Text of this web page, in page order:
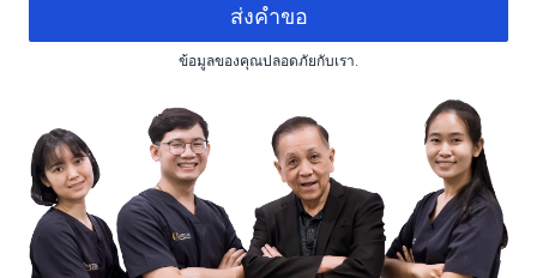
ส่งคำขอ
ข้อมูลของคุณปลอดภัยกับเรา.